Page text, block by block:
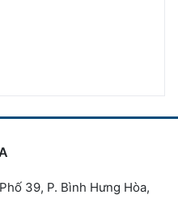
39, P. Bình Hưng Hòa,